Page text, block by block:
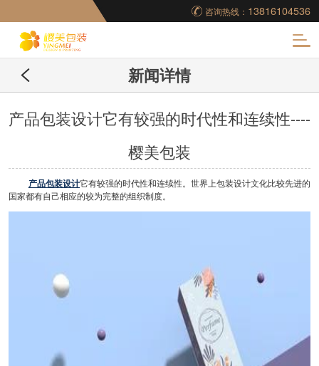
咨询热线： 13816104536
妆品包装盒工厂,高档
包装盒定制,创意包装
新闻详情
产品包装设计它有较强的时代性和连续性----
樱美包装
产品包装设计它有较强的时代性和连续性。世界上包装设计文化比较先进的
国家都有自己相应的较为完整的组织制度。